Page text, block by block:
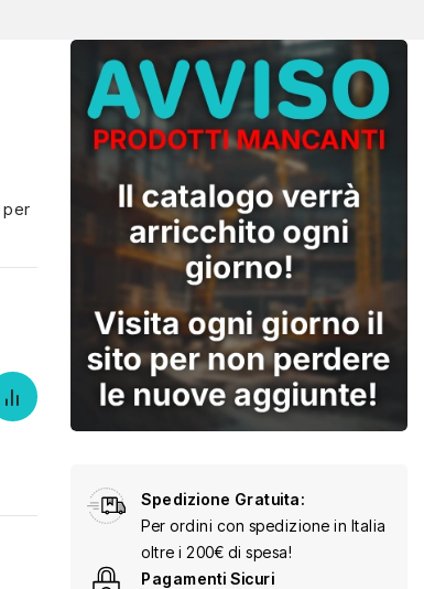
Spedizione Gratuita:
Per ordini con spedizione in Italia
oltre i 200€ di spesa!
Pagamenti Sicuri